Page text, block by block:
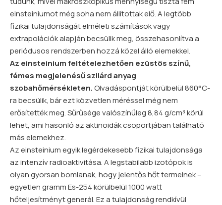
einsteiniumot még soha nem állítottak elő. A legtöbb
fizikai tulajdonságát elméleti számítások vagy
extrapolációk alapján becsülik meg, összehasonlítva a
periódusos rendszerben hozzá közel álló elemekkel.
Az einsteinium feltételezhetően ezüstös színű,
fémes megjelenésű szilárd anyag
szobahőmérsékleten.Olvadáspontját körülbelül 860°C-
ra becsülik, bár ezt közvetlen méréssel még nem
erősítették meg. Sűrűsége valószínűleg 8,84 g/cm³ körül
lehet, ami hasonló az aktinoidák csoportjában található
más elemekhez.
Az einsteinium egyik legérdekesebb fizikai tulajdonsága
az intenzív radioaktivitása. A legstabilabb izotópok is
olyan gyorsan bomlanak, hogy jelentős hőt termelnek –
egyetlen gramm Es-254 körülbelül 1000 watt
hőteljesítményt generál. Ez a tulajdonság rendkívül